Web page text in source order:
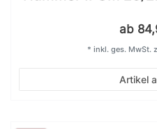
ab
Artikel
* inkl. ges. MwSt.